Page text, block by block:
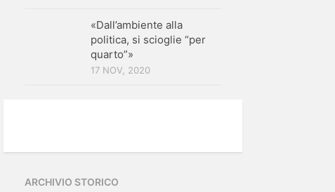
«Dall’ambiente alla
politica, si scioglie “per
quarto”»
17 NOV, 2020
ARCHIVIO STORICO